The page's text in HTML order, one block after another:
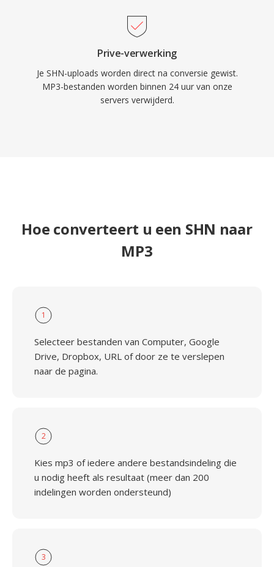
Prive-verwerking
Je SHN-uploads worden direct na conversie gewist.
MP3-bestanden worden binnen 24 uur van onze
servers verwijderd.
Hoe converteert u een SHN naar
MP3
1
Selecteer bestanden van Computer, Google
Drive, Dropbox, URL of door ze te verslepen
naar de pagina.
2
Kies mp3 of iedere andere bestandsindeling die
u nodig heeft als resultaat (meer dan 200
indelingen worden ondersteund)
3